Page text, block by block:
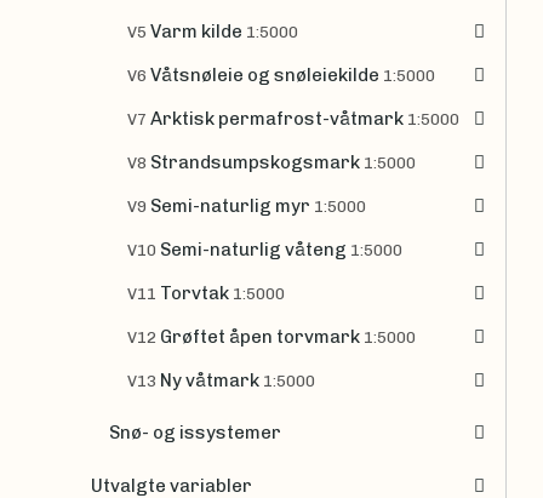
V5 Varm kilde 1:5000
V6 Våtsnøleie og snøleiekilde 1:5000
V7 Arktisk permafrost-våtmark 1:5000
V8 Strandsumpskogsmark 1:5000
V9 Semi-naturlig myr 1:5000
V10 Semi-naturlig våteng 1:5000
V11 Torvtak 1:5000
V12 Grøftet åpen torvmark 1:5000
V13 Ny våtmark 1:5000
Snø- og issystemer
Utvalgte variabler